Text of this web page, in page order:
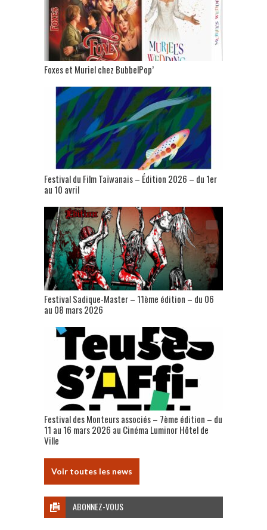
Foxes et Muriel chez BubbelPop’
Festival du Film Taïwanais – Édition 2026 – du 1er
au 10 avril
Festival Sadique-Master – 11ème édition – du 06
au 08 mars 2026
Festival des Monteurs associés – 7ème édition – du
11 au 16 mars 2026 au Cinéma Luminor Hôtel de
Ville
Voir toutes les news
ABONNEZ-VOUS